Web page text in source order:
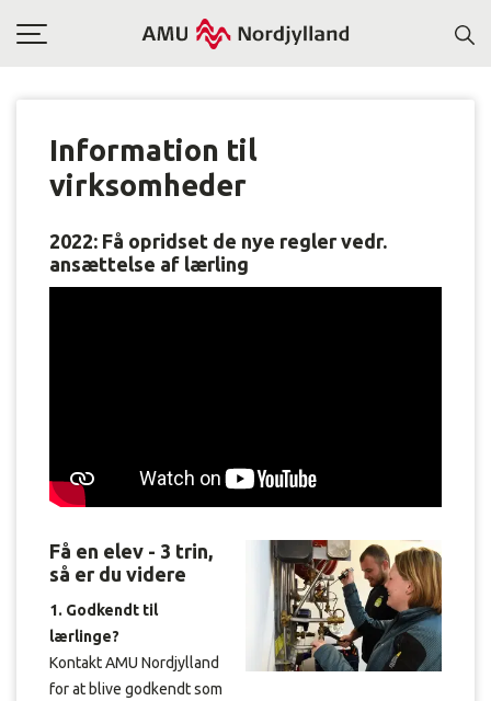
Toggle
Information til
virksomheder
2022: Få opridset de nye regler vedr.
ansættelse af lærling
Få en elev - 3 trin,
så er du videre
1. Godkendt til
lærlinge?
Kontakt AMU Nordjylland
for at blive godkendt som